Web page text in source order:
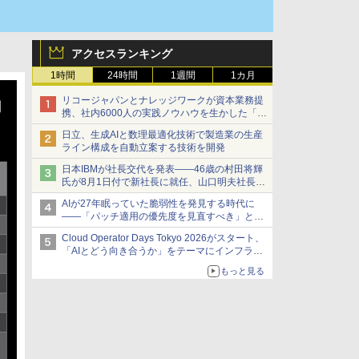
アクセスランキング
1時間 24時間 1週間 1カ月
リコージャパンとナレッジワークが資本業務提
携、社内6000人の実践ノウハウを生かした「AI
商談記録 for RICOH」を展開へ
日立、生成AIと数理最適化技術で製造業の生産
ライン構成を自動立案する技術を開発
日本IBMが社長交代を発表――46歳の村田将輝
氏が8月1日付で新社長に就任、山口明夫社長は
会長へ
AIが27年眠っていた脆弱性を発見する時代に
――「パッチ適用の優先度を見直すべき」とセ
キュリティ専門家
Cloud Operator Days Tokyo 2026がスタート、
「AIとどう向き合うか」をテーマにインフラ運
もっと見る